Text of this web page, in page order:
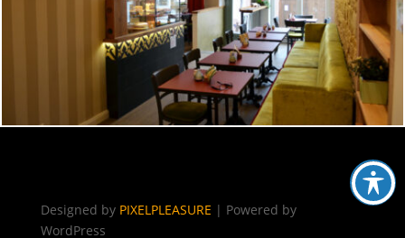
Designed by PIXELPLEASURE | Powered by
WordPress